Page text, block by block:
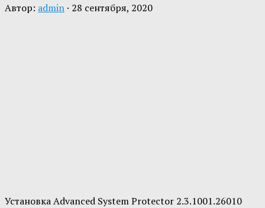
Автор: admin · 28 сентября, 2020
Установка Advanced System Protector 2.3.1001.26010